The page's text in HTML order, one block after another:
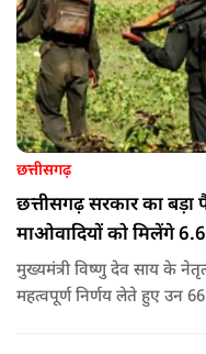
छत्तीसगढ़
छत्तीसगढ़ सरकार का बड़ा
माओवादियों को मिलेंगे
मुख्यमंत्री विष्णु देव साय के
महत्वपूर्ण निर्णय लेते हुए उन